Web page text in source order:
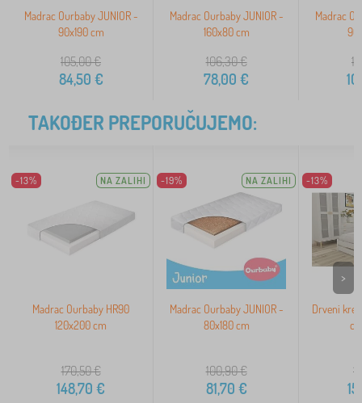
Madrac Ourbaby JUNIOR -
90x190 cm
105,00€
84,50 €
Madrac Ourbaby JUNIOR -
160x80 cm
106,30€
78,00 €
Madrac
TAKOĐER PREPORUČUJEMO:
-13% NA ZALIHI
Madrac Ourbaby HR90
120x200 cm
170,50€
148,70 €
-19% NA ZALIHI
Madrac Ourbaby JUNIOR -
80x180 cm
100,90€
81,70 €
-13%
Drveni
>